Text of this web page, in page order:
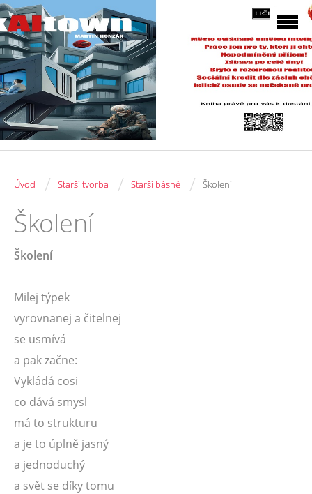
Úvod / Starší tvorba / Starší básně / Školení
Školení
Školení
Milej týpek
vyrovnanej a čitelnej
se usmívá
a pak začne:
Vykládá cosi
co dává smysl
má to strukturu
a je to úplně jasný
a jednoduchý
a svět se díky tomu